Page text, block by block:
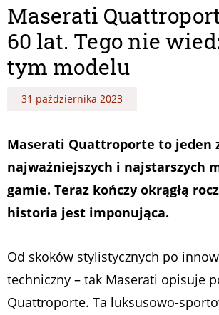
Maserati
60 lat. Tego nie
tym modelu
31 października 2023
Maserati Quattroporte to jeden
najważniejszych i najstarszych
gamie. Teraz kończy okrągłą
historia jest imponująca.
Od skoków stylistycznych po
techniczny – tak Maserati opisuje
Quattroporte. Ta luksusowo-